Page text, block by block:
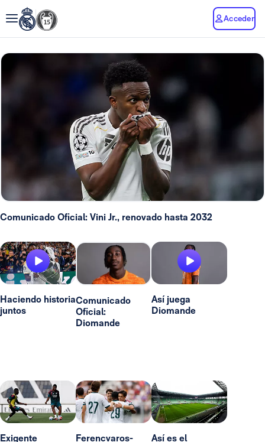
Acceder
Comunicado Oficial: Vini Jr., renovado hasta 2032
Haciendo historia
juntos
Comunicado
Oficial:
Diomande
Así juega
Diomande
Exigente
Ferencvaros-
Así es el